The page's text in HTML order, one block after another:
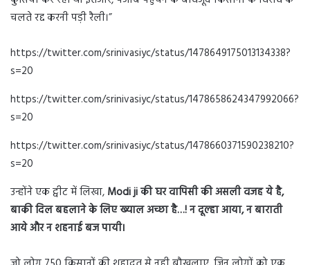
चलते रद्द करनी पड़ी रैली।”
https://twitter.com/srinivasiyc/status/1478649175013134338?
s=20
https://twitter.com/srinivasiyc/status/1478658624347992066?
s=20
https://twitter.com/srinivasiyc/status/1478660371590238210?
s=20
उन्होंने एक ट्वीट में लिखा, Modi ji की घर वापिसी की असली वजह ये है,
बाकी दिल बहलाने के लिए ख्याल अच्छा है…!न दूल्हा आया, न बाराती
आये और न शहनाई बज पायी।